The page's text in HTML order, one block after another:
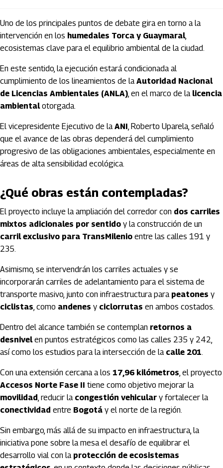
Uno de los principales puntos de debate gira en torno a la
intervención en los humedales Torca y Guaymaral,
ecosistemas clave para el equilibrio ambiental de la ciudad.
En este sentido, la ejecución estará condicionada al
cumplimiento de los lineamientos de laAutoridad Nacional
de Licencias Ambientales (ANLA), en el marco de la licencia
ambientalotorgada.
El vicepresidente Ejecutivo de laANI, Roberto Uparela, señaló
que el avance de las obras dependerá del cumplimiento
progresivo de las obligaciones ambientales, especialmente en
áreas de alta sensibilidad ecológica.
¿Qué obras están contempladas?
El proyecto incluye la ampliación del corredor con dos carriles
mixtos adicionales por sentido y la construcción de un
carril exclusivo para TransMilenio entre las calles 191 y
235.
Asimismo, se intervendrán los carriles actuales y se
incorporarán carriles de adelantamiento para el sistema de
transporte masivo, junto con infraestructura para peatones y
ciclistas, como andenes y ciclorrutas en ambos costados.
Dentro del alcance también se contemplan retornos a
desnivelen puntos estratégicos como las calles 235 y 242,
así como los estudios para la intersección de la calle 201.
Con una extensión cercana a los 17,96 kilómetros, el proyecto
Accesos Norte Fase II tiene como objetivo mejorar la
movilidad, reducir la congestión vehicular y fortalecer la
conectividad entre Bogotá y el norte de la región.
Sin embargo, más allá de su impacto en infraestructura, la
iniciativa pone sobre la mesa el desafío de equilibrar el
desarrollo vial con la protección de ecosistemas